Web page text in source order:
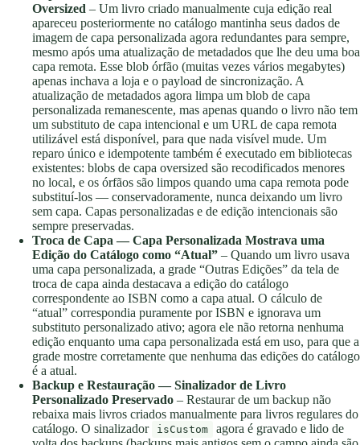
Oversized – Um livro criado manualmente cuja edição real
apareceu posteriormente no catálogo mantinha seus dados de
imagem de capa personalizada agora redundantes para sempre,
mesmo após uma atualização de metadados que lhe deu uma boa
capa remota. Esse blob órfão (muitas vezes vários megabytes)
apenas inchava a loja e o payload de sincronização. A
atualização de metadados agora limpa um blob de capa
personalizada remanescente, mas apenas quando o livro não tem
um substituto de capa intencional e um URL de capa remota
utilizável está disponível, para que nada visível mude. Um
reparo único e idempotente também é executado em bibliotecas
existentes: blobs de capa oversized são recodificados menores
no local, e os órfãos são limpos quando uma capa remota pode
substituí-los — conservadoramente, nunca deixando um livro
sem capa. Capas personalizadas e de edição intencionais são
sempre preservadas.
Troca de Capa — Capa Personalizada Mostrava uma
Edição do Catálogo como “Atual” – Quando um livro usava
uma capa personalizada, a grade “Outras Edições” da tela de
troca de capa ainda destacava a edição do catálogo
correspondente ao ISBN como a capa atual. O cálculo de
“atual” correspondia puramente por ISBN e ignorava um
substituto personalizado ativo; agora ele não retorna nenhuma
edição enquanto uma capa personalizada está em uso, para que a
grade mostre corretamente que nenhuma das edições do catálogo
é a atual.
Backup e Restauração — Sinalizador de Livro
Personalizado Preservado – Restaurar de um backup não
rebaixa mais livros criados manualmente para livros regulares do
catálogo. O sinalizador
isCustom
agora é gravado e lido de